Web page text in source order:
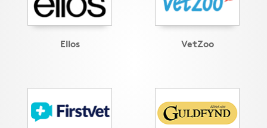
Ellos VetZoo